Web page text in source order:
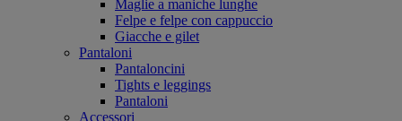
Maglie a maniche lunghe
Felpe e felpe con cappuccio
Giacche e gilet
Pantaloni
Pantaloncini
Tights e leggings
Pantaloni
Accessori